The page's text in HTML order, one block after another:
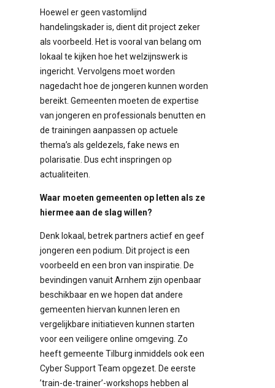
Hoewel er geen vastomlijnd
handelingskader is, dient dit project zeker
als voorbeeld. Het is vooral van belang om
lokaal te kijken hoe het welzijnswerk is
ingericht. Vervolgens moet worden
nagedacht hoe de jongeren kunnen worden
bereikt. Gemeenten moeten de expertise
van jongeren en professionals benutten en
de trainingen aanpassen op actuele
thema’s als geldezels, fake news en
polarisatie. Dus echt inspringen op
actualiteiten.
Waar moeten gemeenten op letten als ze
hiermee aan de slag willen?
Denk lokaal, betrek partners actief en geef
jongeren een podium. Dit project is een
voorbeeld en een bron van inspiratie. De
bevindingen vanuit Arnhem zijn openbaar
beschikbaar en we hopen dat andere
gemeenten hiervan kunnen leren en
vergelijkbare initiatieven kunnen starten
voor een veiligere online omgeving. Zo
heeft gemeente Tilburg inmiddels ook een
Cyber Support Team opgezet. De eerste
’train-de-trainer’-workshops hebben al